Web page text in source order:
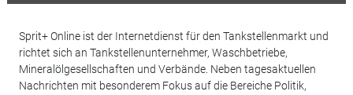
Sprit+ Online ist der Internetdienst für den Tankstellenmarkt und
richtet sich an Tankstellenunternehmer, Waschbetriebe,
Mineralölgesellschaften und Verbände. Neben tagesaktuellen
Nachrichten mit besonderem Fokus auf die Bereiche Politik,